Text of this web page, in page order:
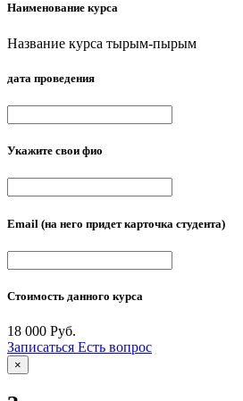
Наименование курса
Название курса тырым-пырым
дата проведения
Укажите свои фио
Email (на него придет карточка студента)
Стоимость данного курса
18 000 Руб.
Записаться Есть вопрос
×